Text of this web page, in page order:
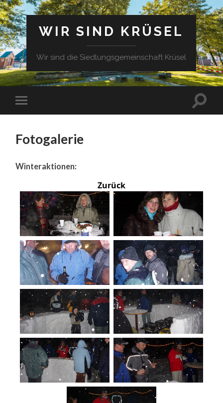
WIR SIND KRÜSEL
Wir sind die Siedlungsgemeinschaft Krüsel
Fotogalerie
Winteraktionen:
Zurück